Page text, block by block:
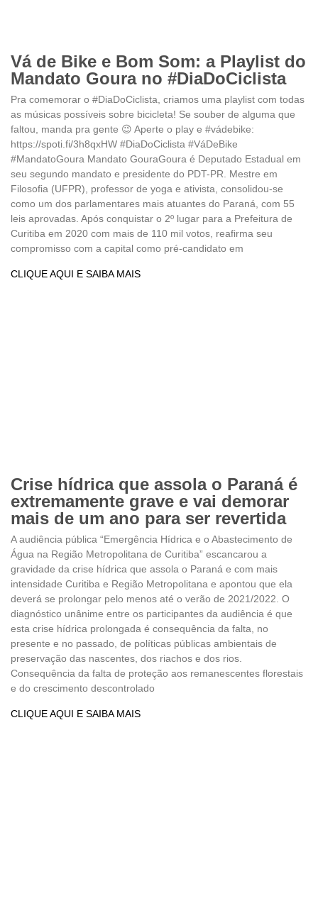
Vá de Bike e Bom Som: a Playlist do
Mandato Goura no #DiaDoCiclista
Pra comemorar o #DiaDoCiclista, criamos uma playlist com todas
as músicas possíveis sobre bicicleta! Se souber de alguma que
faltou, manda pra gente 😉 Aperte o play e #vádebike:
https://spoti.fi/3h8qxHW #DiaDoCiclista #VáDeBike
#MandatoGoura Mandato GouraGoura é Deputado Estadual em
seu segundo mandato e presidente do PDT-PR. Mestre em
Filosofia (UFPR), professor de yoga e ativista, consolidou-se
como um dos parlamentares mais atuantes do Paraná, com 55
leis aprovadas. Após conquistar o 2º lugar para a Prefeitura de
Curitiba em 2020 com mais de 110 mil votos, reafirma seu
compromisso com a capital como pré-candidato em
CLIQUE AQUI E SAIBA MAIS
Crise hídrica que assola o Paraná é
extremamente grave e vai demorar
mais de um ano para ser revertida
A audiência pública “Emergência Hídrica e o Abastecimento de
Água na Região Metropolitana de Curitiba” escancarou a
gravidade da crise hídrica que assola o Paraná e com mais
intensidade Curitiba e Região Metropolitana e apontou que ela
deverá se prolongar pelo menos até o verão de 2021/2022. O
diagnóstico unânime entre os participantes da audiência é que
esta crise hídrica prolongada é consequência da falta, no
presente e no passado, de políticas públicas ambientais de
preservação das nascentes, dos riachos e dos rios.
Consequência da falta de proteção aos remanescentes florestais
e do crescimento descontrolado
CLIQUE AQUI E SAIBA MAIS